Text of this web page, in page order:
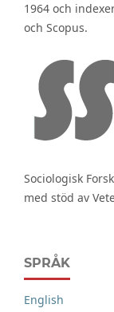
1964 och
och Scopus.
Sociologisk
med stöd av
SPRÅK
English